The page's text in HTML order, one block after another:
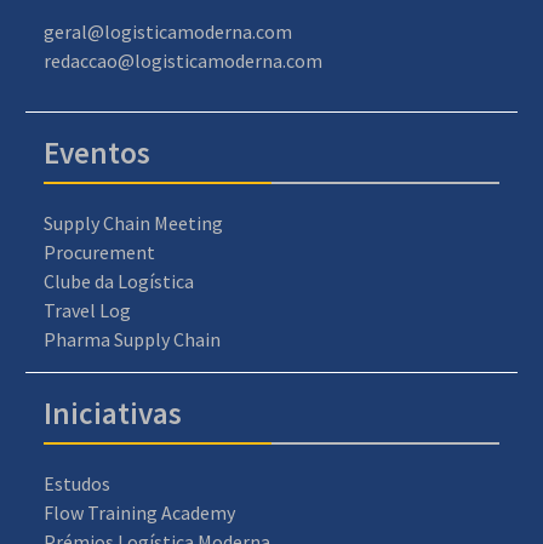
geral@logisticamoderna.com
redaccao@logisticamoderna.com
Eventos
Supply Chain Meeting
Procurement
Clube da Logística
Travel Log
Pharma Supply Chain
Iniciativas
Estudos
Flow Training Academy